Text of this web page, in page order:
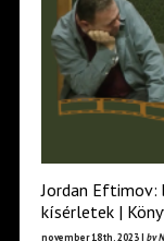
Jordan
kísérletek |
november 18th, 2023 | by